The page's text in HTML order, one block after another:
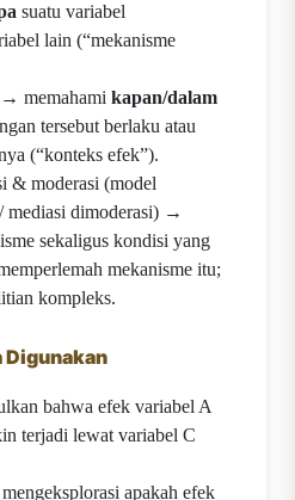
suatu variabel
lain (“mekanisme
memahami kapan/dalam
tersebut berlaku atau
(“konteks efek”).
& moderasi (model
mediasi dimoderasi) →
sekaligus kondisi yang
mekanisme itu;
kompleks.
Digunakan
bahwa efek variabel A
terjadi lewat variabel C
apakah efek